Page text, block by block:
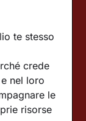
te stesso
crede
nel loro
le
risorse